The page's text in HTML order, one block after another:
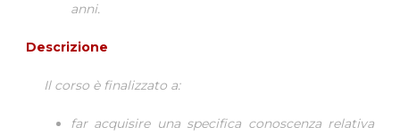
anni.
Descrizione
Il corso è finalizzato a:
far acquisire una specifica conoscenza relativa